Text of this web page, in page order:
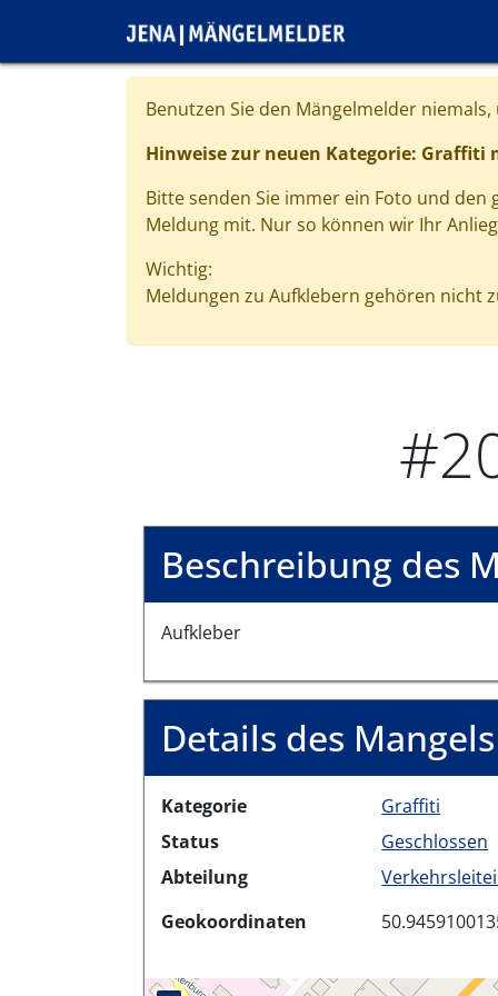
Benutzen Sie den Mängelmelder
Hinweise zur neuen Kategorie: Graffiti
Bitte senden Sie immer ein Foto und
Meldung mit. Nur so können wir Ihr
Wichtig:
Meldungen zu Aufklebern gehören nicht
Beschreibung des
Aufkleber
Details des Mangels
Kategorie
Graffiti
Status
Geschlossen
Abteilung
Geokoordinaten